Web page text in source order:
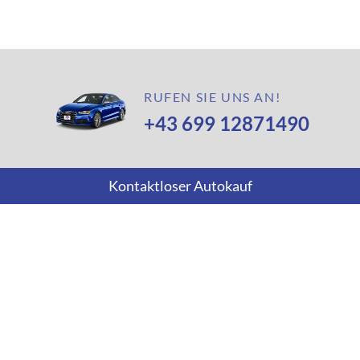
Kontaktloser Autokauf
RUFEN SIE UNS AN!
+43 699 12871490